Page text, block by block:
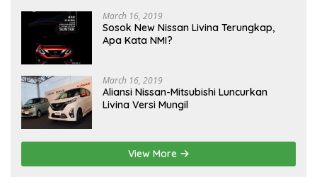
March 16, 2019
Sosok New Nissan Livina Terungkap,
Apa Kata NMI?
March 16, 2019
Aliansi Nissan-Mitsubishi Luncurkan
Livina Versi Mungil
View More